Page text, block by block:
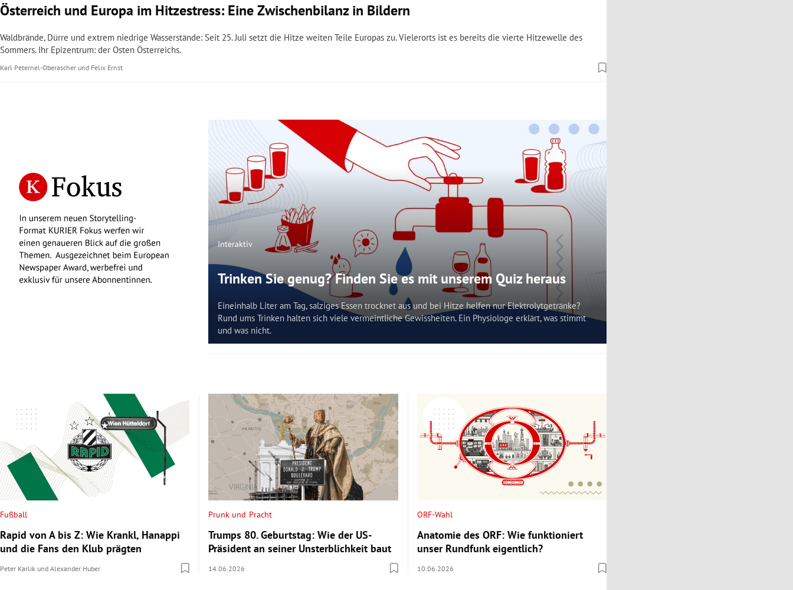
Österreich und Europa im Hitzestress: Eine Zwischenbilanz in Bildern
Waldbrände, Dürre und extrem niedrige Wasserstände: Seit 25. Juli setzt die Hitze weiten Teile Europas zu. Vielerorts ist es bereits die vierte Hitzewelle des
Sommers. Ihr Epizentrum: der Osten Österreichs.
Karl Peternel-Oberascher und Felix Ernst
Interaktiv
Trinken Sie genug? Finden Sie es mit unserem Quiz heraus
Eineinhalb Liter am Tag, salziges Essen trocknet aus und bei Hitze helfen nur Elektrolytgetränke?
Rund ums Trinken halten sich viele vermeintliche Gewissheiten. Ein Physiologe erklärt, was stimmt
und was nicht.
Fußball
Rapid von A bis Z: Wie Krankl, Hanappi
und die Fans den Klub prägten
Peter Karlik und Alexander Huber
Prunk und Pracht
Trumps 80. Geburtstag: Wie der US-
Präsident an seiner Unsterblichkeit baut
14.06.2026
ORF-Wahl
Anatomie des ORF: Wie funktioniert
unser Rundfunk eigentlich?
10.06.2026